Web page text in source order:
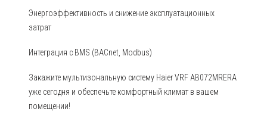
Энергоэффективность и снижение эксплуатационных
затрат
Интеграция с BMS (BACnet, Modbus)
Закажите мультизональную систему Haier VRF AB072MRERA
уже сегодня и обеспечьте комфортный климат в вашем
помещении!